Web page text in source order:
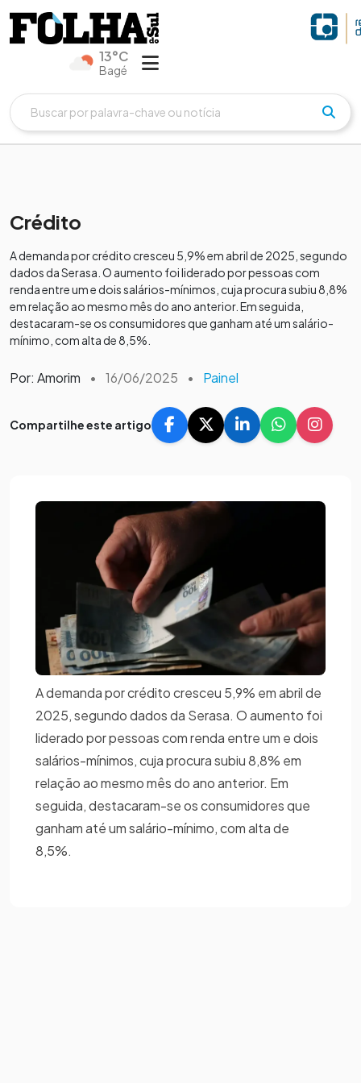
13°C
Bagé
Crédito
A demanda por crédito cresceu 5,9% em abril de 2025, segundo
dados da Serasa. O aumento foi liderado por pessoas com
renda entre um e dois salários-mínimos, cuja procura subiu 8,8%
em relação ao mesmo mês do ano anterior. Em seguida,
destacaram-se os consumidores que ganham até um salário-
mínimo, com alta de 8,5%.
Por: Amorim • 16/06/2025 • Painel
Compartilhe este artigo
A demanda por crédito cresceu 5,9% em abril de
2025, segundo dados da Serasa. O aumento foi
liderado por pessoas com renda entre um e dois
salários-mínimos, cuja procura subiu 8,8% em
relação ao mesmo mês do ano anterior. Em
seguida, destacaram-se os consumidores que
ganham até um salário-mínimo, com alta de
8,5%.